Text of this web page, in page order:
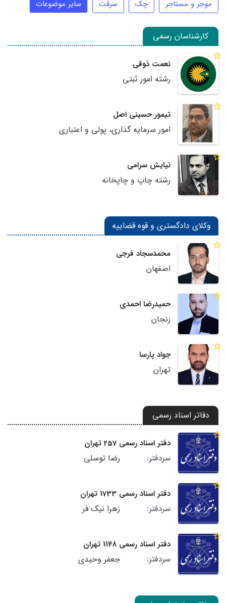
موجر و مستاجر چک سرقت سایر موضوعات
کارشناسان رسمی
نعمت ذوقی
رشته امور ثبتی
تیمور حسینی اصل
امور سرمایه گذاری، پولی و اعتباری
نیایش سرامی
رشته چاپ و چاپخانه
وکلای دادگستری و قوه قضاییه
محمدسجاد فرجی
اصفهان
حمیدرضا احمدی
زنجان
جواد پارسا
تهران
دفاتر اسناد رسمی
دفتر اسناد رسمی 257 تهران
سردفتر:
رضا توسلی
دفتر اسناد رسمی 1733 تهران
سردفتر:
زهرا نیک فر
دفتر اسناد رسمی 1148 تهران
سردفتر:
جعفر وحیدی